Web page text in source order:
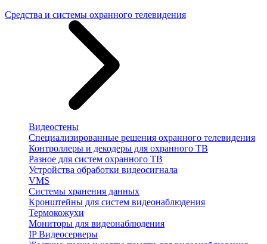
Средства и системы охранного телевидения
Видеостены
Специализированные решения охранного телевидения
Контроллеры и декодеры для охранного ТВ
Разное для систем охранного ТВ
Устройства обработки видеосигнала
VMS
Системы хранения данных
Кронштейны для систем видеонаблюдения
Термокожухи
Мониторы для видеонаблюдения
IP Видеосерверы